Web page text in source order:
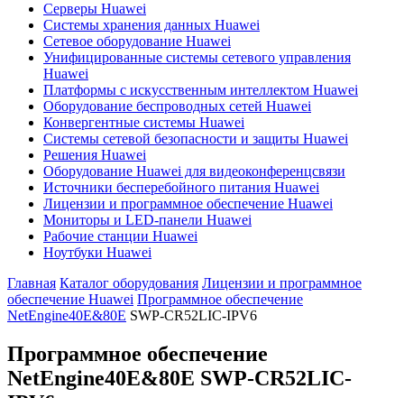
Серверы Huawei
Системы хранения данных Huawei
Сетевое оборудование Huawei
Унифицированные системы сетевого управления
Huawei
Платформы с искусственным интеллектом Huawei
Оборудование беспроводных сетей Huawei
Конвергентные системы Huawei
Системы сетевой безопасности и защиты Huawei
Решения Huawei
Оборудование Huawei для видеоконференцсвязи
Источники бесперебойного питания Huawei
Лицензии и программное обеспечение Huawei
Мониторы и LED-панели Huawei
Рабочие станции Huawei
Ноутбуки Huawei
Главная Каталог оборудования Лицензии и программное
обеспечение Huawei Программное обеспечение
NetEngine40E&80E SWP-CR52LIC-IPV6
Программное обеспечение
NetEngine40E&80E SWP-CR52LIC-